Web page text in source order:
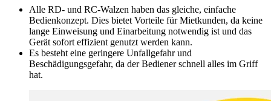
Alle RD- und RC-Walzen haben das gleiche, einfache
Bedienkonzept. Dies bietet Vorteile für Mietkunden, da keine
lange Einweisung und Einarbeitung notwendig ist und das
Gerät sofort effizient genutzt werden kann.
Es besteht eine geringere Unfallgefahr und
Beschädigungsgefahr, da der Bediener schnell alles im Griff
hat.